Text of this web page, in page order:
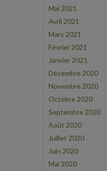
Mai 2021
Avril 2021
Mars 2021
Février 2021
Janvier 2021
Décembre 2020
Novembre 2020
Octobre 2020
Septembre 2020
Août 2020
Juillet 2020
Juin 2020
Mai 2020